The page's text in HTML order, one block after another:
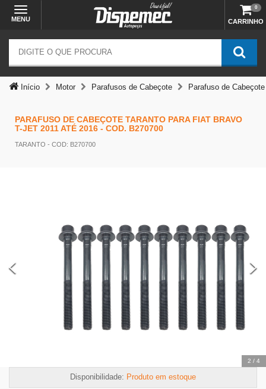
MENU CARRINHO
0
Início Motor Parafusos de Cabeçote Parafuso de
PARAFUSO DE CABEÇOTE TARANTO PARA FIAT BRAVO
T-JET 2011 ATÉ 2016 - COD. B270700
TARANTO - COD: B270700
2 / 4
Disponibilidade: Produto em estoque